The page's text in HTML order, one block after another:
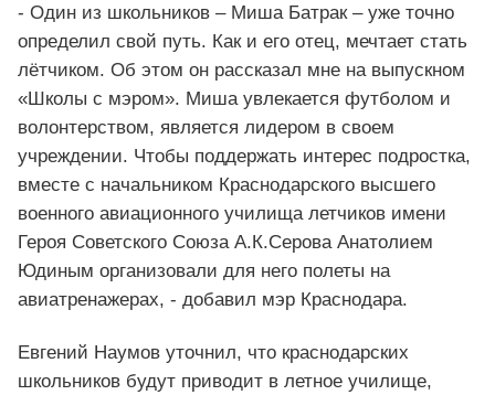
- Один из школьников – Миша Батрак – уже точно
определил свой путь. Как и его отец, мечтает стать
лётчиком. Об этом он рассказал мне на выпускном
«Школы с мэром». Миша увлекается футболом и
волонтерством, является лидером в своем
учреждении. Чтобы поддержать интерес подростка,
вместе с начальником Краснодарского высшего
военного авиационного училища летчиков имени
Героя Советского Союза А.К.Серова Анатолием
Юдиным организовали для него полеты на
авиатренажерах, - добавил мэр Краснодара.
Евгений Наумов уточнил, что краснодарских
школьников будут приводит в летное училище,